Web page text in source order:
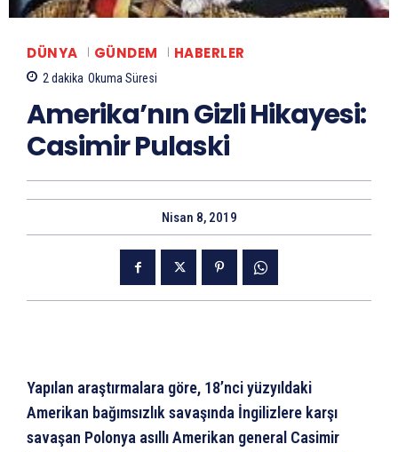
DÜNYA GÜNDEM HABERLER
2 dakika Okuma Süresi
Amerika’nın Gizli Hikayesi:
Casimir Pulaski
Nisan 8, 2019
Yapılan araştırmalara göre, 18’nci yüzyıldaki
Amerikan bağımsızlık savaşında İngilizlere karşı
savaşan Polonya asıllı Amerikan general Casimir